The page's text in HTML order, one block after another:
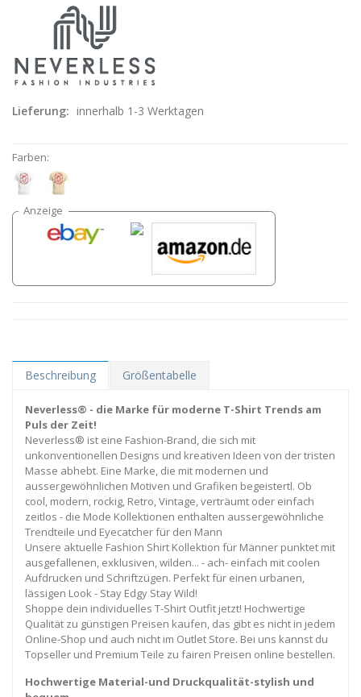
Lieferung: innerhalb 1-3 Werktagen
Farben:
Beschreibung Größentabelle
Neverless® - die Marke für moderne T-Shirt Trends am
Puls der Zeit!
Neverless® ist eine Fashion-Brand, die sich mit
unkonventionellen Designs und kreativen Ideen von der tristen
Masse abhebt. Eine Marke, die mit modernen und
aussergewöhnlichen Motiven und Grafiken begeistertl. Ob
cool, modern, rockig, Retro, Vintage, verträumt oder einfach
zeitlos - die Mode Kollektionen enthalten aussergewöhnliche
Trendteile und Eyecatcher für den Mann
Unsere aktuelle Fashion Shirt Kollektion für Männer punktet mit
ausgefallenen, exklusiven, wilden... - ach- einfach mit coolen
Aufdrucken und Schriftzügen. Perfekt für einen urbanen,
lässigen Look - Stay Edgy Stay Wild!
Shoppe dein individuelles T-Shirt Outfit jetzt! Hochwertige
Qualität zu günstigen Preisen kaufen, das gibt es nicht in jedem
Online-Shop und auch nicht im Outlet Store. Bei uns kannst du
Topseller und Premium Teile zu fairen Preisen online bestellen.
Hochwertige Material-und Druckqualität-stylish und